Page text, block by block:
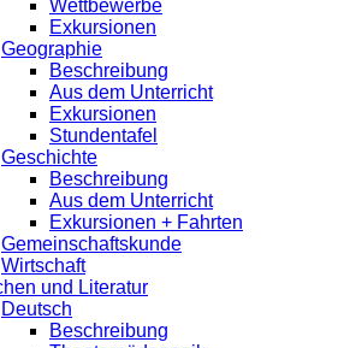
Wettbewerbe
Exkursionen
Geographie
Beschreibung
Aus dem Unterricht
Exkursionen
Stundentafel
Geschichte
Beschreibung
Aus dem Unterricht
Exkursionen + Fahrten
Gemeinschaftskunde
Wirtschaft
und Literatur
Deutsch
Beschreibung